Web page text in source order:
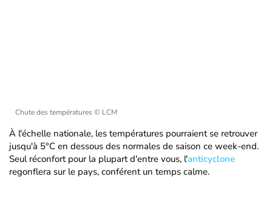
Chute des températures © LCM
À l'échelle nationale, les températures pourraient se retrouver
jusqu'à 5°C en dessous des normales de saison ce week-end.
Seul réconfort pour la plupart d'entre vous, l'anticyclone
regonflera sur le pays, conférent un temps calme.